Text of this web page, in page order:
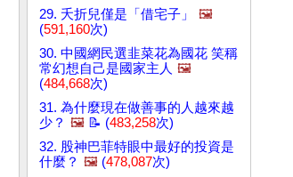
29. 夭折兒僅是「借宅子」
🖼️
(591,160次)
30. 中國網民選韭菜花為國花 笑稱
常幻想自己是國家主人 🖼️
(484,668次)
31. 為什麼現在做善事的人越來越
少？ 🖼️ 📝 (483,258次)
32. 股神巴菲特眼中最好的投資是
什麼？ 🖼️ (478,087次)